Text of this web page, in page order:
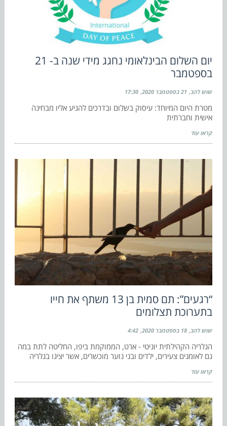
יום השלום הבינלאומי נחגג מידי שנה ב- 21
בספטמבר
שוש להב 21 בספטמבר 2020 17:30
מטרת היום המיוחד: עיסוק בשלום ובדרכים להגיע אליו מבחינה
אישית וחברתית
קראו עוד
“רגעים”: תם סמית בן 13 משתף את חייו
בתערוכת תצלומים
שוש להב 18 בספטמבר 2020 4:42
הגלריה הקהילתית יוניטי - ארט, הממוקמת ביפו, החליטה לתת במה
גם לאומנים צעירים, ילדים ובני נוער מוכשרים, אשר יציגו בגלריה
קראו עוד